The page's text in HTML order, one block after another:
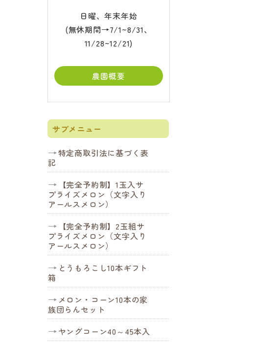
日曜、年末年始
(無休期間→7/1~8/31、
11/28~12/21)
農園概要
サブメニュー
特定商取引法に基づく表
記
【完全予約制】1玉入サ
プライズメロン（文字入り
アールスメロン）
【完全予約制】2玉組サ
プライズメロン（文字入り
アールスメロン）
とうもろこし10本ギフト
箱
メロン・コーン10本の家
族団らんセット
ヤングコーン40～45本入